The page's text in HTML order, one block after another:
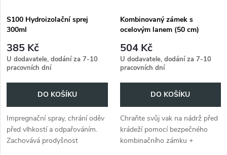
p
r
o
d
u
s
p
r
o
d
u
S100 Hydroizolační sprej
300ml
385 Kč
U dodavatele, dodání za 7-10
pracovních dní
DO KOŠÍKU
Impregnační spray, chrání oděv
před vlhkostí a odpařováním.
Zachovává prodyšnost
Kombinovaný zámek s
ocelovým lanem (50 cm)
504 Kč
U dodavatele, dodání za 7-10
pracovních dní
DO KOŠÍKU
Chraňte svůj vak na nádrž před
krádeží pomocí bezpečného
kombinačního zámku +